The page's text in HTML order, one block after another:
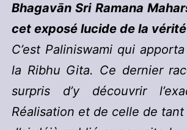
Bhagavān Sri Ramana
cet exposé lucide de la
C’est Paliniswami qui
la Ribhu Gita. Ce dernier
surpris d’y découvrir
Réalisation et de celle de